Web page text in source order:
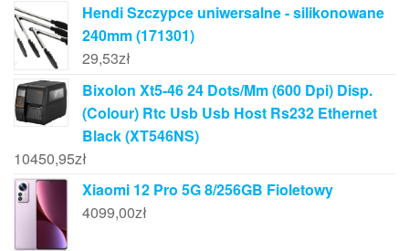
Hendi Szczypce uniwersalne - silikonowane
240mm (171301)
29,53zł
Bixolon Xt5-46 24 Dots/Mm (600 Dpi) Disp.
(Colour) Rtc Usb Usb Host Rs232 Ethernet
Black (XT546NS)
10450,95zł
Xiaomi 12 Pro 5G 8/256GB Fioletowy
4099,00zł